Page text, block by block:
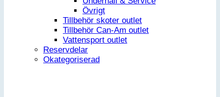
Övrigt
Tillbehör skoter outlet
Tillbehör Can-Am outlet
Vattensport outlet
Reservdelar
Okategoriserad